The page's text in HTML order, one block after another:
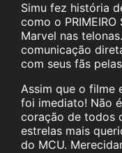
Simu fez história
como o PRIMEIRO
Marvel nas
comunicação
com seus fãs
Assim que o filme
foi imediato! Não
coração de todos
estrelas mais
do MCU.